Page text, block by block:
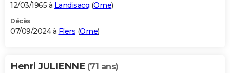
12/03/1965 à Landisacq (Orne)
Décès
07/09/2024 à Flers (Orne)
Henri JULIENNE (71 ans)